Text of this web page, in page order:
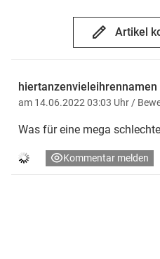
Artikel
hiertanzenvieleihrennamen
am 14.06.2022 03:03 Uhr /
Was für eine mega
Kommentar melden